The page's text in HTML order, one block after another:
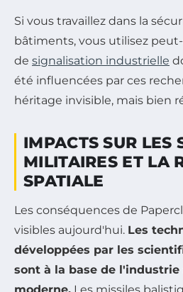
Si vous travaillez dans la
bâtiments, vous utilisez
de signalisation industrielle
été influencées par ces
héritage invisible, mais bien
IMPACTS SUR LES
MILITAIRES ET LA
SPATIALE
Les conséquences de
visibles aujourd'hui. Les
développées par les
sont à la base de l'industrie
moderne. Les missiles